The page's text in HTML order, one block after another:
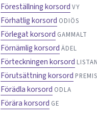
Föreställning korsord VY
Förhatlig korsord ODIÖS
Förlegat korsord GAMMALT
Förnämlig korsord ÄDEL
Förteckningen korsord LISTAN
Förutsättning korsord
Förädla korsord ODLA
Förära korsord GE